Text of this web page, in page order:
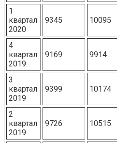
1
квартал
2020
9345 10095
4
квартал
2019
9169 9914
3
квартал
2019
9399 10174
2
квартал
2019
9726 10515